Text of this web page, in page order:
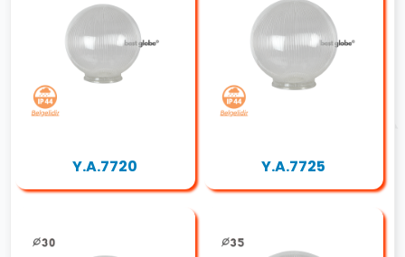
Y.A.7720 Y.A.7725